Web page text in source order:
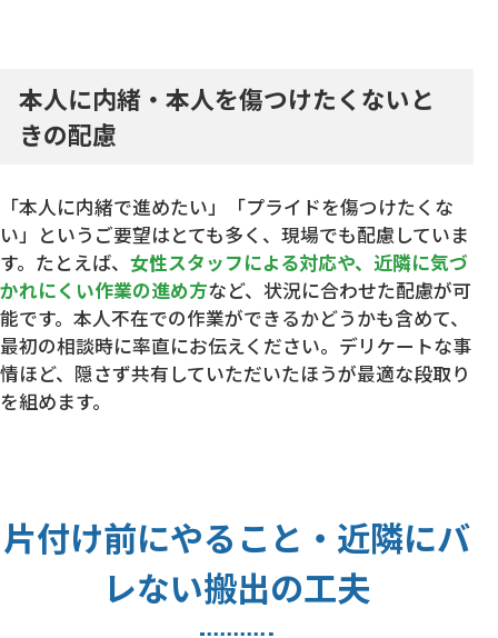
本人に内緒・本人を傷つけたくないと
きの配慮
「本人に内緒で進めたい」「プライドを傷つけたくな
い」というご要望はとても多く、現場でも配慮していま
す。たとえば、 女性スタッフによる対応や、近隣に気づ
かれにくい作業の進め方など、状況に合わせた配慮が可
能です。本人不在での作業ができるかどうかも含めて、
最初の相談時に率直にお伝えください。デリケートな事
情ほど、隠さず共有していただいたほうが最適な段取り
を組めます。
片付け前にやること・近隣にバ
レない搬出の工夫